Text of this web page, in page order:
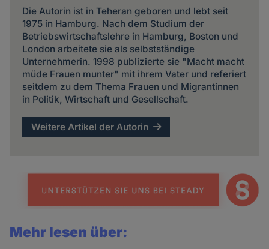
Die Autorin ist in Teheran geboren und lebt seit
1975 in Hamburg. Nach dem Studium der
Betriebswirtschaftslehre in Hamburg, Boston und
London arbeitete sie als selbstständige
Unternehmerin. 1998 publizierte sie "Macht macht
müde Frauen munter" mit ihrem Vater und referiert
seitdem zu dem Thema Frauen und Migrantinnen
in Politik, Wirtschaft und Gesellschaft.
Weitere Artikel der Autorin
Mehr lesen über: